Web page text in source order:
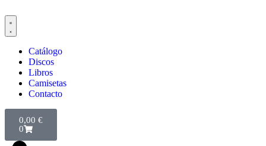
Catálogo
Discos
Libros
Camisetas
Contacto
0,00 €
0